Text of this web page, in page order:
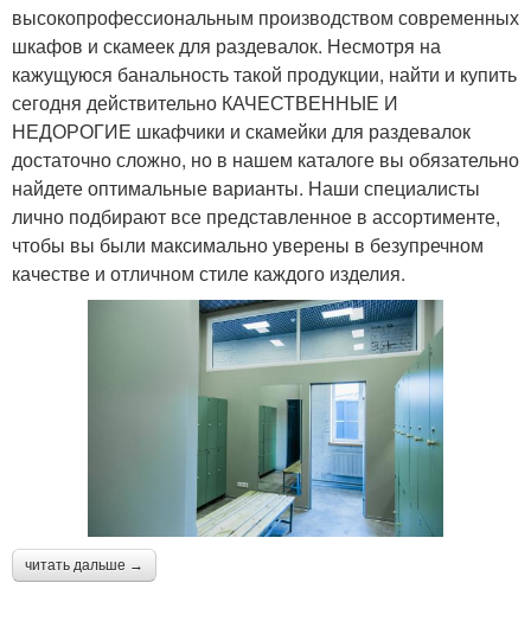
высокопрофессиональным производством современных
шкафов и скамеек для раздевалок. Несмотря на
кажущуюся банальность такой продукции, найти и купить
сегодня действительно КАЧЕСТВЕННЫЕ И
НЕДОРОГИЕ шкафчики и скамейки для раздевалок
достаточно сложно, но в нашем каталоге вы обязательно
найдете оптимальные варианты. Наши специалисты
лично подбирают все представленное в ассортименте,
чтобы вы были максимально уверены в безупречном
качестве и отличном стиле каждого изделия.
читать дальше →